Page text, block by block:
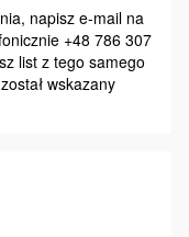
napisz e-mail na
+48 786 307
list z tego samego
wskazany